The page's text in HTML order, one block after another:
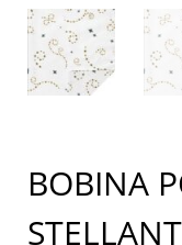
BOBINA